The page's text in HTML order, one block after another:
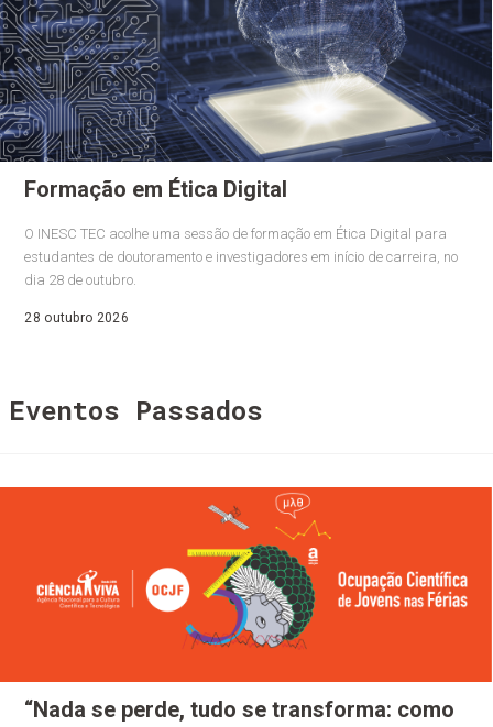
Formação em Ética Digital
O INESC TEC acolhe uma sessão de formação em Ética Digital para
estudantes de doutoramento e investigadores em início de carreira, no
dia 28 de outubro.
28 outubro 2026
Eventos Passados
“Nada se perde, tudo se transforma: como